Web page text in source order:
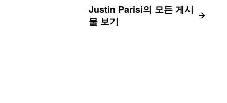
Justin Parisi의 모든 게시
물 보기